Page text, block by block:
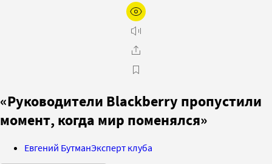
«Руководители Blackberry пропустили
момент, когда мир поменялся»
Евгений БутманЭксперт клуба